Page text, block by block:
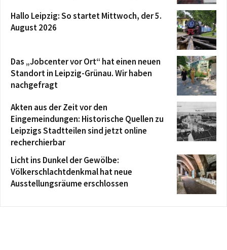
Hallo Leipzig: So startet Mittwoch, der 5.
August 2026
Das „Jobcenter vor Ort“ hat einen neuen
Standort in Leipzig-Grünau. Wir haben
nachgefragt
Akten aus der Zeit vor den
Eingemeindungen: Historische Quellen zu
Leipzigs Stadtteilen sind jetzt online
recherchierbar
Licht ins Dunkel der Gewölbe:
Völkerschlachtdenkmal hat neue
Ausstellungsräume erschlossen